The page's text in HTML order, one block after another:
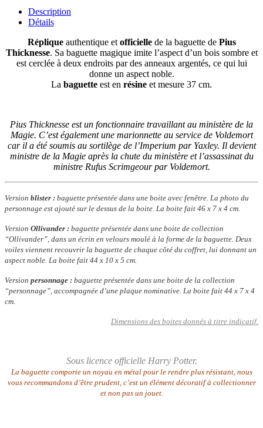
Description
Détails
Répliqueauthentique et officiellede la baguette de Pius
Thicknesse. Sa baguette magique imite l’aspect d’un bois sombre et
est cerclée à deux endroits par des anneaux argentés, ce qui lui
donne un aspect noble.
La baguette est en résine et mesure 37 cm.
Pius Thicknesse est un fonctionnaire travaillant au ministère de la
Magie. C’est également une marionnette au service de Voldemort
car il a été soumis au sortilège de l’Imperium par Yaxley. Il devient
ministre de la Magie après la chute du ministère et l’assassinat du
ministre Rufus Scrimgeour par Voldemort.
Version blister : baguette présentée dans une boite avec fenêtre. La photo du
personnage est ajouté sur le dessus de la boite. La boite fait 46 x 7 x 4 cm.
Version Ollivander : baguette présentée dans une boite de collection
“Ollivander”, dans un écrin en velours moulé à la forme de la baguette. Deux
voiles viennent recouvrir la baguette de chaque côté du coffret, lui donnant un
aspect noble. La boite fait 44 x 10 x 5 cm.
Version personnage : baguette présentée dans une boite de la collection
“personnage”, accompagnée d’une plaque nominative. La boite fait 44 x 7 x 4
cm.
Dimensions des boites donnés à titre indicatif.
Sous licence officielle Harry Potter.
La baguette comporte un noyau en métal pour le rendre plus résistant, nous
vous recommandons d’être prudent, c’est un élément décoratif à collectionner
et non pas un jouet.